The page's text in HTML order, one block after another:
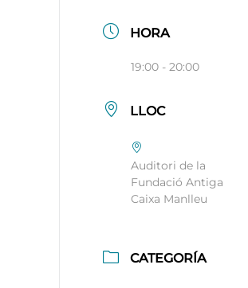
HORA
19:00 - 20:00
LLOC
Auditori de la
Fundació Antiga
Caixa Manlleu
CATEGORÍA